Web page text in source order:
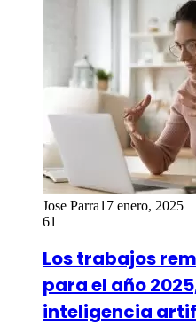
Jose Parra17 enero, 2025
61
Los trabajos
para el año
inteligencia